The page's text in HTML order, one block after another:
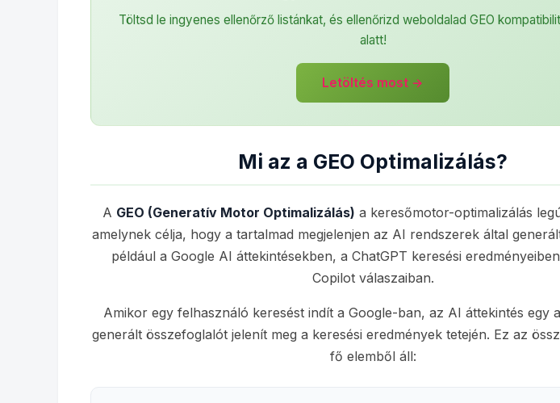
Töltsd le ingyenes ellenőrző listánkat, és ellenőrizd weboldalad GEO
alatt!
Letöltés most →
Mi az a GEO Optimalizálás?
A GEO (Generatív Motor Optimalizálás) a keresőmotor-optimalizálás
amelynek célja, hogy a tartalmad megjelenjen az AI rendszerek által
például a Google AI áttekintésekben, a ChatGPT keresési
Copilot válaszaiban.
Amikor egy felhasználó keresést indít a Google-ban, az AI áttekintés egy
generált összefoglalót jelenít meg a keresési eredmények tetején. Ez az
fő elemből áll: